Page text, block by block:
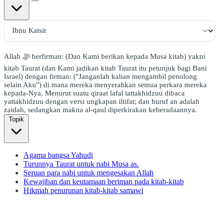
Allah ﷻ berfirman: (Dan Kami berikan kepada Musa kitab) yakni
kitab Taurat (dan Kami jadikan kitab Taurat itu petunjuk bagi Bani
Israel) dengan firman: ("Janganlah kalian mengambil penolong
selain Aku") di mana mereka menyerahkan semua perkara mereka
kepada-Nya. Menurut suatu qiraat lafal tattakhidzuu dibaca
yattakhidzuu dengan versi ungkapan iltifat; dan huruf an adalah
zaidah, sedangkan makna al-qaul diperkirakan keberadaannya.
Topik
Agama bangsa Yahudi
Turunnya Taurat untuk nabi Musa as.
Seruan para nabi untuk mengesakan Allah
Kewajiban dan keutamaan beriman pada kitab-kitab
Hikmah penurunan kitab-kitab samawi